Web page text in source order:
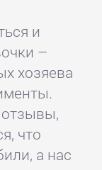
и
–
хозяева
что
а нас